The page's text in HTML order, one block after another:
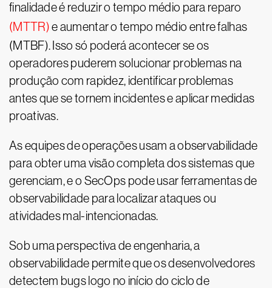
finalidade é reduzir o tempo médio para reparo
(MTTR)e aumentar o tempo médio entre falhas
(MTBF). Isso só poderá acontecer se os
operadores puderem solucionar problemas na
produção com rapidez, identificar problemas
antes que se tornem incidentes e aplicar medidas
proativas.
As equipes de operações usam a observabilidade
para obter uma visão completa dos sistemas que
gerenciam, e o SecOps pode usar ferramentas de
observabilidade para localizar ataques ou
atividades mal-intencionadas.
Sob uma perspectiva de engenharia, a
observabilidade permite que os desenvolvedores
detectem bugs logo no início do ciclo de